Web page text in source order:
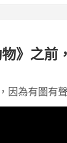
》之前
因為有圖有聲